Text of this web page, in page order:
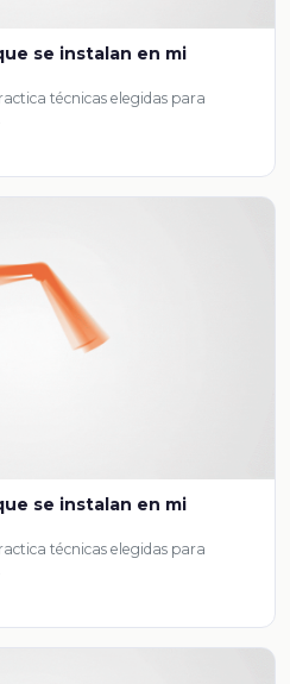
se instalan en mi
técnicas elegidas para
se instalan en mi
técnicas elegidas para